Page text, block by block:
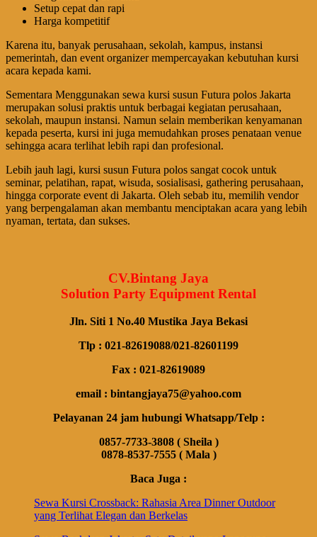
Setup cepat dan rapi
Harga kompetitif
Karena itu, banyak perusahaan, sekolah, kampus, instansi
pemerintah, dan event organizer mempercayakan kebutuhan kursi
acara kepada kami.
Sementara Menggunakan sewa kursi susun Futura polos Jakarta
merupakan solusi praktis untuk berbagai kegiatan perusahaan,
sekolah, maupun instansi. Namun selain memberikan kenyamanan
kepada peserta, kursi ini juga memudahkan proses penataan venue
sehingga acara terlihat lebih rapi dan profesional.
Lebih jauh lagi, kursi susun Futura polos sangat cocok untuk
seminar, pelatihan, rapat, wisuda, sosialisasi, gathering perusahaan,
hingga corporate event di Jakarta. Oleh sebab itu, memilih vendor
yang berpengalaman akan membantu menciptakan acara yang lebih
nyaman, tertata, dan sukses.
CV.Bintang Jaya
Solution Party Equipment Rental
Jln. Siti 1 No.40 Mustika Jaya Bekasi
Tlp : 021-82619088/021-82601199
Fax : 021-82619089
email : bintangjaya75@yahoo.com
Pelayanan 24 jam hubungi Whatsapp/Telp :
0857-7733-3808 ( Sheila )
0878-8537-7555 ( Mala )
Baca Juga :
Sewa Kursi Crossback: Rahasia Area Dinner Outdoor
yang Terlihat Elegan dan Berkelas